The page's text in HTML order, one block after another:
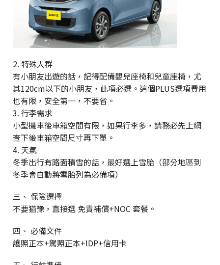
2. 特殊人群
有小朋友出遊的話，記得配備嬰兒座椅和兒童座椅，尤
其120cm以下的小朋友，此項必選。這個PLUS選項費用
也有限，安全第一，不要省。
3. 行李需求
小型機車後車箱空間有限，如果行李多，請務必先上網
查下後車箱空間尺寸再下單。
4. 天氣
冬季出行有路面積雪的話，最好選上雪胎（部分地區到
冬季會自動將雪胎列為必備項）
三、 保險選擇
不要猶豫，直接選 免責補償+NOC 套餐。
四、 必備文件
護照正本+駕照正本+IDP+信用卡